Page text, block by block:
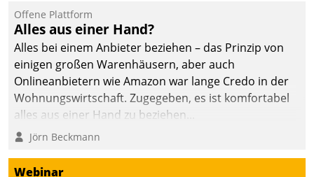
Einsparungen durch optimierte und automatisierte
Prozesse. Doch man darf nicht zu viel erwarten: Allein
mit der Einführung einer neuen Software ist es nicht
getan. Die Digitalisierung erfordert von Unternehmen
die Bereitschaft, sich zu überprüfen, zu hinterfragen
und zu verändern.
Offene Plattform
Alles aus einer Hand?
Alles bei einem Anbieter beziehen – das Prinzip von
einigen großen Warenhäusern, aber auch
Onlineanbietern wie Amazon war lange Credo in der
Wohnungswirtschaft. Zugegeben, es ist komfortabel
alles aus einer Hand zu beziehen...
Jörn Beckmann
Webinar